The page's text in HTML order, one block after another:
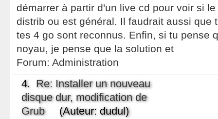
démarrer à partir d'un live cd pour voir si
distrib ou est général. Il faudrait aussi que
tes 4 go sont reconnus. Enfin, si tu pense
noyau, je pense que la solution et
Forum: Administration
4. Re: Installer un nouveau
disque dur, modification de
Grub(Auteur: dudul)